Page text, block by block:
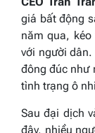
giá bất động
năm qua,
với người
đông đúc như
tình trạng ô
Sau đại dịch
đây, nhiều